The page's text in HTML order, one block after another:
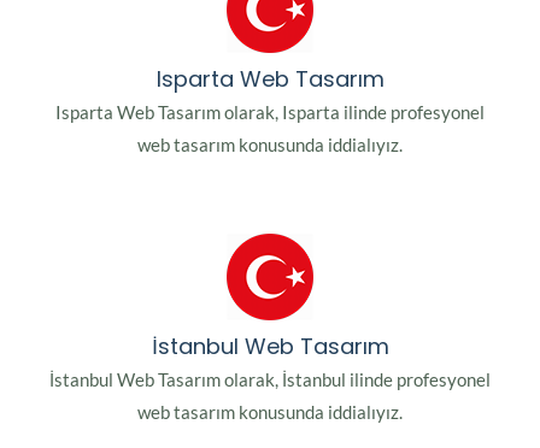
Isparta Web Tasarım
Isparta Web Tasarım olarak, Isparta ilinde profesyonel
web tasarım konusunda iddialıyız.
İstanbul Web Tasarım
İstanbul Web Tasarım olarak, İstanbul ilinde profesyonel
web tasarım konusunda iddialıyız.